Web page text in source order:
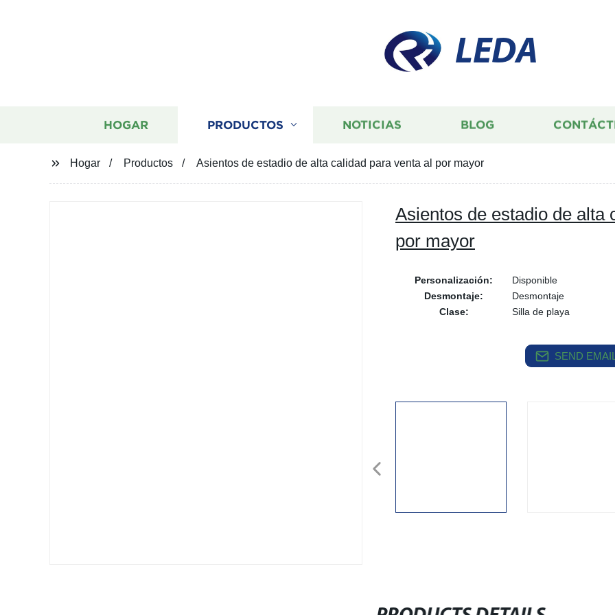
LEDA
HOGAR PRODUCTOS NOTICIAS BLOG
Hogar Productos Asientos de estadio de alta calidad para venta al por mayor
Asientos de estadio de alta
por mayor
Personalización:
Disponible
Desmontaje:
Desmontaje
Clase:
Silla de playa
SEND